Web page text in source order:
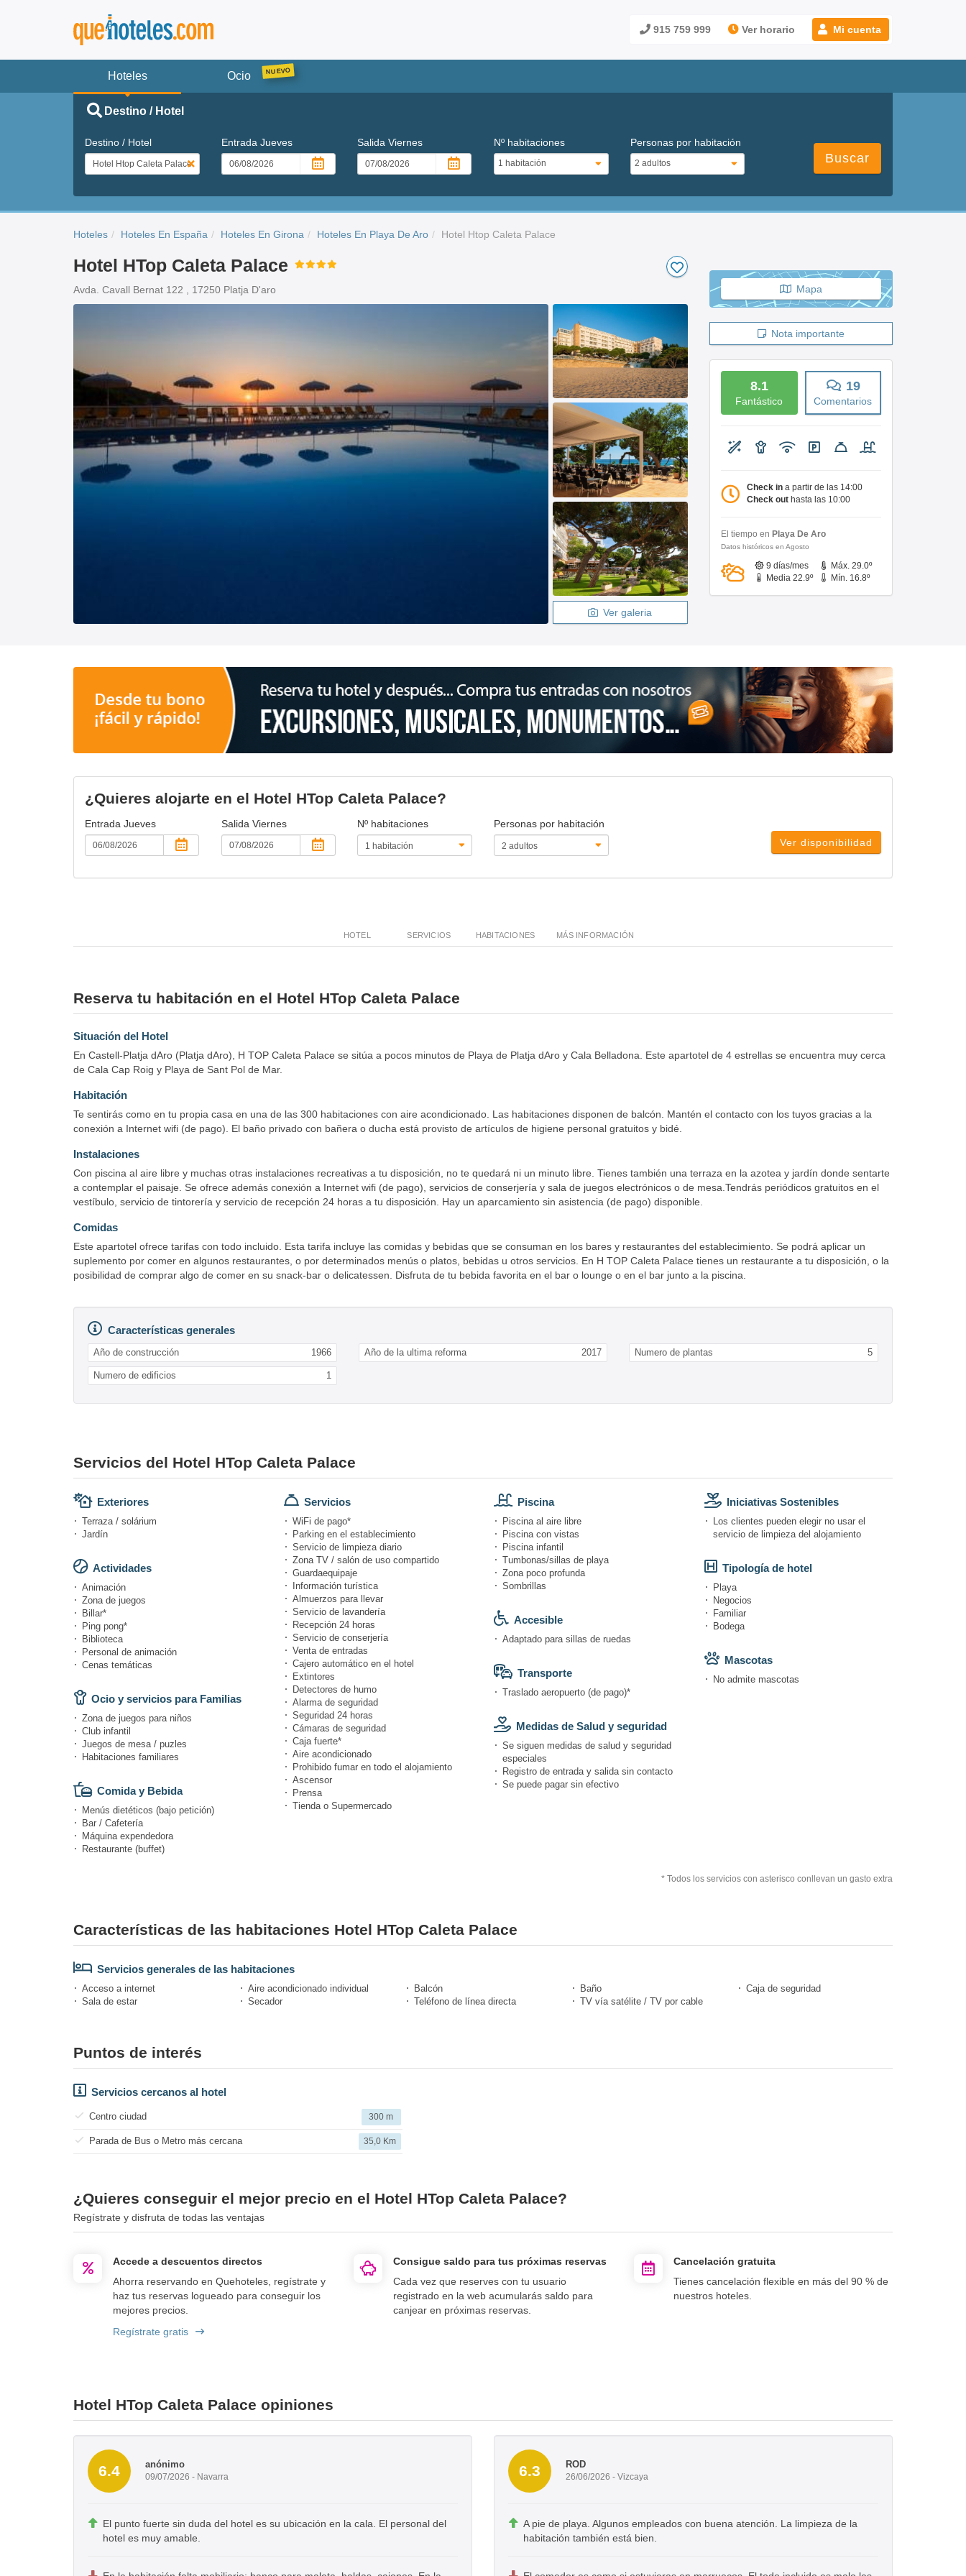
915 759 999 Ver horario Mi cuenta
Hoteles Ocio
Destino / Hotel
Destino / Hotel Entrada Jueves SalidaViernes Nº habitaciones Personas por habitación
Buscar
Hoteles Hoteles En España Hoteles En Girona Hoteles En Playa De Aro Hotel Htop Caleta Palace
Hotel HTop Caleta Palace
Avda. Cavall Bernat 122 , 17250 Platja D'aro
Ver galeria
Mapa
Nota importante
8.1
Fantástico
19
Comentarios
Check in a partir de las 14:00
Check out hasta las 10:00
El tiempo en Playa De Aro
Datos históricos en Agosto
9 días/mes
Máx. 29.0º
Media 22.9º
Mín. 16.8º
¿Quieres alojarte en el Hotel HTop Caleta Palace?
Entrada Jueves Salida Viernes Nº habitaciones
Personas por habitación
Ver disponibilidad
HOTEL SERVICIOS HABITACIONES MÁS INFORMACIÓN
Reserva tu habitación en el Hotel HTop Caleta Palace
Situación del Hotel
En Castell-Platja dAro (Platja dAro), H TOP Caleta Palace se sitúa a pocos minutos de Playa de Platja dAro y Cala Belladona. Este apartotel de 4 estrellas se encuentra muy cerca
de Cala Cap Roig y Playa de Sant Pol de Mar.
Habitación
Te sentirás como en tu propia casa en una de las 300 habitaciones con aire acondicionado. Las habitaciones disponen de balcón. Mantén el contacto con los tuyos gracias a la
conexión a Internet wifi (de pago). El baño privado con bañera o ducha está provisto de artículos de higiene personal gratuitos y bidé.
Instalaciones
Con piscina al aire libre y muchas otras instalaciones recreativas a tu disposición, no te quedará ni un minuto libre. Tienes también una terraza en la azotea y jardín donde sentarte
a contemplar el paisaje. Se ofrece además conexión a Internet wifi (de pago), servicios de conserjería y sala de juegos electrónicos o de mesa.Tendrás periódicos gratuitos en el
vestíbulo, servicio de tintorería y servicio de recepción 24 horas a tu disposición. Hay un aparcamiento sin asistencia (de pago) disponible.
Comidas
Este apartotel ofrece tarifas con todo incluido. Esta tarifa incluye las comidas y bebidas que se consuman en los bares y restaurantes del establecimiento. Se podrá aplicar un
suplemento por comer en algunos restaurantes, o por determinados menús o platos, bebidas u otros servicios. En H TOP Caleta Palace tienes un restaurante a tu disposición, o la
posibilidad de comprar algo de comer en su snack-bar o delicatessen. Disfruta de tu bebida favorita en el bar o lounge o en el bar junto a la piscina.
Características generales
Año de construcción 1966 Año de la ultima reforma 2017 Numero de plantas 5
Numero de edificios 1
Servicios del Hotel HTop Caleta Palace
Exteriores
Terraza / solárium
Jardín
Actividades
Animación
Zona de juegos
Billar*
Ping pong*
Biblioteca
Personal de animación
Cenas temáticas
Ocio y servicios para Familias
Zona de juegos para niños
Club infantil
Juegos de mesa / puzles
Habitaciones familiares
Comida y Bebida
Menús dietéticos (bajo petición)
Bar / Cafetería
Máquina expendedora
Restaurante (buffet)
Servicios
WiFi de pago*
Parking en el establecimiento
Servicio de limpieza diario
Zona TV / salón de uso compartido
Guardaequipaje
Información turística
Almuerzos para llevar
Servicio de lavandería
Recepción 24 horas
Servicio de conserjería
Venta de entradas
Cajero automático en el hotel
Extintores
Detectores de humo
Alarma de seguridad
Seguridad 24 horas
Cámaras de seguridad
Caja fuerte*
Aire acondicionado
Prohibido fumar en todo el alojamiento
Ascensor
Prensa
Tienda o Supermercado
Piscina
Piscina al aire libre
Piscina con vistas
Piscina infantil
Tumbonas/sillas de playa
Zona poco profunda
Sombrillas
Accesible
Adaptado para sillas de ruedas
Transporte
Traslado aeropuerto (de pago)*
Medidas de Salud y seguridad
Se siguen medidas de salud y seguridad
especiales
Registro de entrada y salida sin contacto
Se puede pagar sin efectivo
Iniciativas Sostenibles
Los clientes pueden elegir no usar el
servicio de limpieza del alojamiento
Tipología de hotel
Playa
Negocios
Familiar
Bodega
Mascotas
No admite mascotas
* Todos los servicios con asterisco conllevan un gasto extra
Características de las habitaciones Hotel HTop Caleta Palace
Servicios generales de las habitaciones
Acceso a internet Aire acondicionado individual Balcón Baño
Caja de seguridad
Sala de estar
Secador Teléfono de línea directa TV vía satélite / TV por cable
Puntos de interés
Servicios cercanos al hotel
Centro ciudad 300 m
Parada de Bus o Metro más cercana 35,0 Km
¿Quieres conseguir el mejor precio en el Hotel HTop Caleta Palace?
Regístrate y disfruta de todas las ventajas
Accede a descuentos directos
Ahorra reservando en Quehoteles, regístrate y
haz tus reservas logueado para conseguir los
mejores precios.
Regístrate gratis
Consigue saldo para tus próximas reservas
Cada vez que reserves con tu usuario
registrado en la web acumularás saldo para
canjear en próximas reservas.
Cancelación gratuita
Tienes cancelación flexible en más del 90 % de
nuestros hoteles.
Hotel HTop Caleta Palace opiniones
6.4 anónimo
09/07/2026 - Navarra
El punto fuerte sin duda del hotel es su ubicación en la cala. El personal del
hotel es muy amable.
6.3 ROD
26/06/2026 - Vizcaya
A pie de playa. Algunos empleados con buena atención. La limpieza de la
habitación también está bien.